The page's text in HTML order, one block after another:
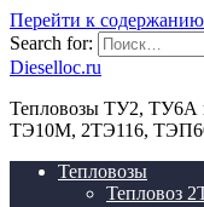
Перейти к содержанию
Search for:
Dieselloc.ru
Тепловозы ТУ2,
ТЭ10М, 2ТЭ116,
Тепловозы
Тепловоз